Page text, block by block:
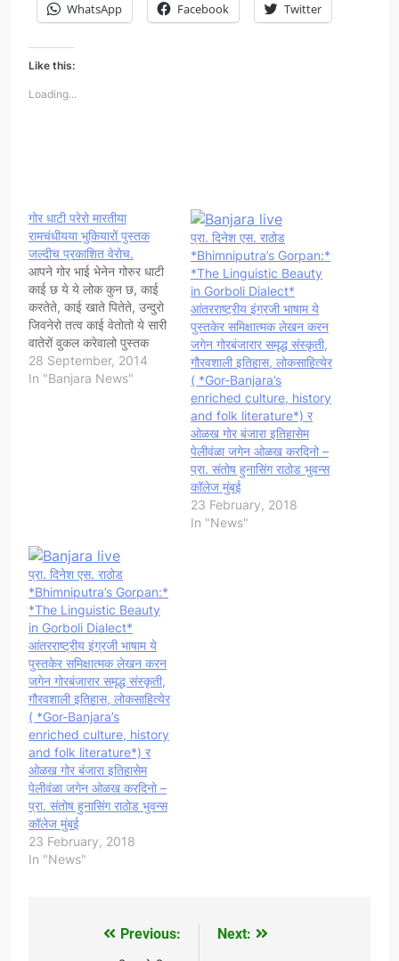
WhatsApp Facebook Twitter
Like this:
Loading...
गोर धाटी परेरो मारतीया
रामचंधीयया भुकियारों पुस्तक
जल्दीच प्रकाशित वेरोच.
आपने गोर भाई भेनेन गोरुर धाटी
काई छ ये ये लोक कुन छ, काई
करतेते, काई खाते पितेते, उन्दुरो
जिवनेरो तत्व काई वेतोतो ये सारी
वातेरों वुकल करेवालो पुस्तक
थोडाच दनेंम आपने हातेमा
आयेवालो छ. यी आनंदेर वाट छ.
28 September, 2014
In "Banjara News"
प्रा. दिनेश एस. राठोड
*Bhimniputra’s Gorpan:*
*The Linguistic Beauty
in Gorboli Dialect*
आंतरराष्ट्रीय इंग्रजी भाषाम ये
पुस्तकेर समिक्षात्मक लेखन करन
जगेन गोरबंजारार समृद्ध संस्कृती,
गौरवशाली इतिहास, लोकसाहित्येर
( *Gor-Banjara’s
enriched culture, history
and folk literature*) र
ओळख गोर बंजारा इतिहासेम
पेलीवंळा जगेन ओळख करदिनो –
प्रा. संतोष हुनासिंग राठोड भुवन्स
कॉलेज मुंबई
23 February, 2018
In "News"
प्रा. दिनेश एस. राठोड
*Bhimniputra’s Gorpan:*
*The Linguistic Beauty
in Gorboli Dialect*
आंतरराष्ट्रीय इंग्रजी भाषाम ये
पुस्तकेर समिक्षात्मक लेखन करन
जगेन गोरबंजारार समृद्ध संस्कृती,
गौरवशाली इतिहास, लोकसाहित्येर
( *Gor-Banjara’s
enriched culture, history
and folk literature*) र
ओळख गोर बंजारा इतिहासेम
पेलीवंळा जगेन ओळख करदिनो –
प्रा. संतोष हुनासिंग राठोड भुवन्स
कॉलेज मुंबई
23 February, 2018
In "News"
Previous:
Next: